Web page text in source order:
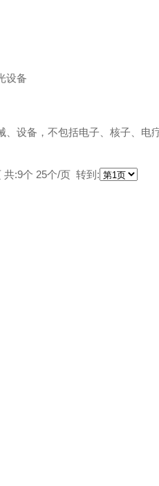
设备
、设备，不包括电子、核子、电
:9个 25个/页 转到: